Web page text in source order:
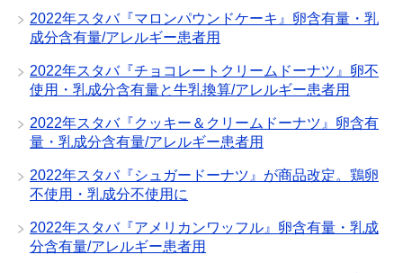
2022年スタバ『マロンパウンドケーキ』卵含有量・乳
成分含有量/アレルギー患者用
2022年スタバ『チョコレートクリームドーナツ』卵不
使用・乳成分含有量と牛乳換算/アレルギー患者用
2022年スタバ『クッキー＆クリームドーナツ』卵含有
量・乳成分含有量/アレルギー患者用
2022年スタバ『シュガードーナツ』が商品改定。鶏卵
不使用・乳成分不使用に
2022年スタバ『アメリカンワッフル』卵含有量・乳成
分含有量/アレルギー患者用